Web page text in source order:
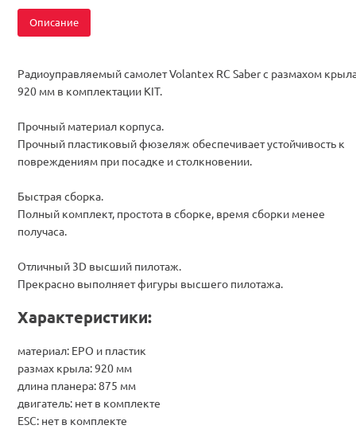
Комплектация
Описание
Радиоуправляемый самолет Volantex RC Saber с размахом
920 мм в комплектации KIT.
Прочный материал корпуса.
Прочный пластиковый фюзеляж обеспечивает устойчивость к
повреждениям при посадке и столкновении.
Быстрая сборка.
Полный комплект, простота в сборке, время сборки менее
получаса.
Отличный 3D высший пилотаж.
Прекрасно выполняет фигуры высшего пилотажа.
Характеристики:
материал: EPO и пластик
размах крыла: 920 мм
длина планера: 875 мм
двигатель: нет в комплекте
ESC: нет в комплекте